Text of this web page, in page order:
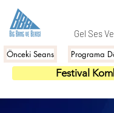
Gel Ses
Önceki Seans
Programa
Festival